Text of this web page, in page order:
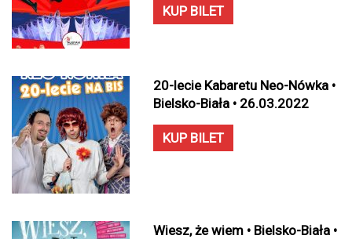
KUP BILET
20-lecie Kabaretu Neo-Nówka •
Bielsko-Biała • 26.03.2022
KUP BILET
Wiesz, że wiem • Bielsko-Biała •